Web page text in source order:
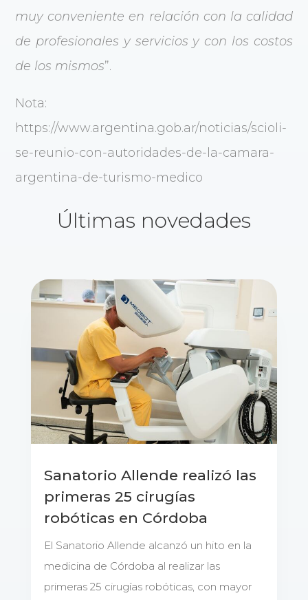
muy conveniente en relación con la calidad
de profesionales y servicios y con los costos
de los mismos”.
Nota:
https://www.argentina.gob.ar/noticias/scioli-
se-reunio-con-autoridades-de-la-camara-
argentina-de-turismo-medico
Últimas novedades
Sanatorio Allende realizó las
primeras 25 cirugías
robóticas en Córdoba
El Sanatorio Allende alcanzó un hito en la
medicina de Córdoba al realizar las
primeras 25 cirugías robóticas, con mayor